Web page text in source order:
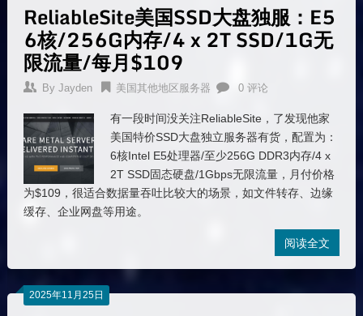
ReliableSite美国SSD大盘独服：E5
6核/256G内存/4 x 2T SSD/1G无
限流量/每月$109
By Jayden 美国其他地区服务器 0 评论
有一段时间没关注ReliableSite，了发现他家
美国特价SSD大盘独立服务器有货，配置为：
6核Intel E5处理器/至少256G DDR3内存/4 x
2T SSD固态硬盘/1Gbps无限流量，月付价格
为$109，很适合数据量吞吐比较大的场景，如文件转存、边缘
缓存、企业网盘等用途。
阅读全文
2025年11月25日